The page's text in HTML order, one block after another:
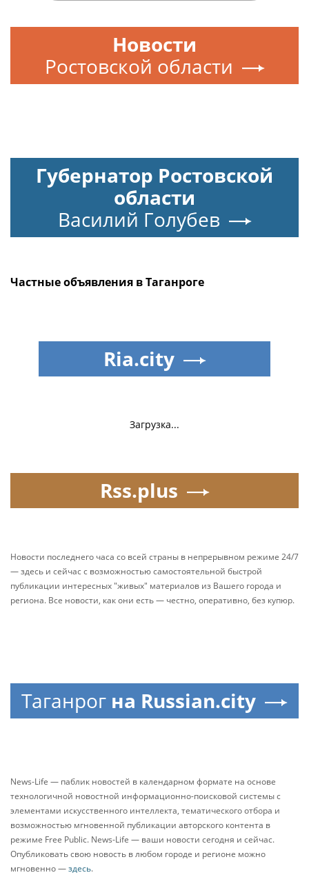
Новости
Ростовской области
Губернатор Ростовской
области
Василий Голубев
Частные объявления в Таганроге
Загрузка...
Ria.city
Rss.plus
Новости последнего часа со всей страны в непрерывном режиме 24/7
— здесь и сейчас с возможностью самостоятельной быстрой
публикации интересных "живых" материалов из Вашего города и
региона. Все новости, как они есть — честно, оперативно, без купюр.
Таганрог на Russian.city
News-Life — паблик новостей в календарном формате на основе
технологичной новостной информационно-поисковой системы с
элементами искусственного интеллекта, тематического отбора и
возможностью мгновенной публикации авторского контента в
режиме Free Public. News-Life — ваши новости сегодня и сейчас.
Опубликовать свою новость в любом городе и регионе можно
мгновенно —здесь.